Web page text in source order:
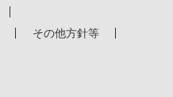
その他方針等